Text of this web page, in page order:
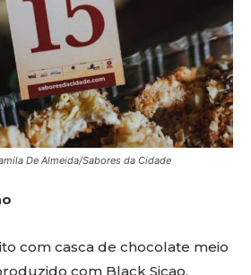
De Almeida/Sabores da Cidade
com casca de chocolate meio
com Black Sicao,